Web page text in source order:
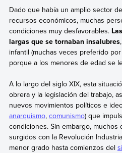
Dado que había un amplio sector
recursos económicos, muchas
condiciones muy desfavorables.
largas que se tornaban insalubres
infantil (muchas veces preferido
porque a los menores de edad se
A lo largo del siglo XIX, esta
obrera y la legislación del trabajo,
nuevos movimientos políticos e
anarquismo, comunismo) que
condiciones. Sin embargo, muchos
surgidos con la Revolución
menor grado hasta comienzos del